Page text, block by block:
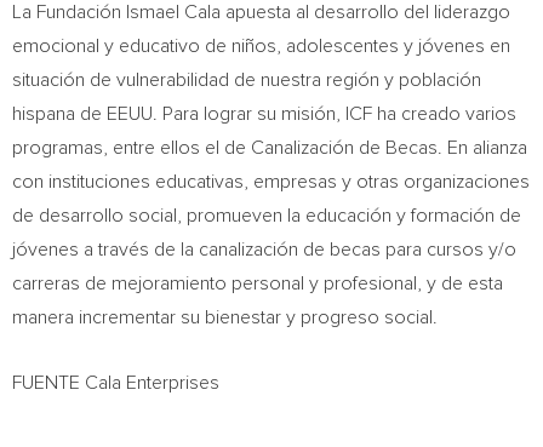
La Fundación Ismael Cala apuesta al desarrollo del liderazgo
emocional y educativo de niños, adolescentes y jóvenes en
situación de vulnerabilidad de nuestra región y población
hispana de EEUU. Para lograr su misión, ICF ha creado varios
programas, entre ellos el de Canalización de Becas. En alianza
con instituciones educativas, empresas y otras organizaciones
de desarrollo social, promueven la educación y formación de
jóvenes a través de la canalización de becas para cursos y/o
carreras de mejoramiento personal y profesional, y de esta
manera incrementar su bienestar y progreso social.
FUENTE Cala Enterprises